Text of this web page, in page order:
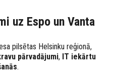
uz Espo un Vanta
pilsētas Helsinku reģionā,
pārvadājumi, IT iekārtu
.